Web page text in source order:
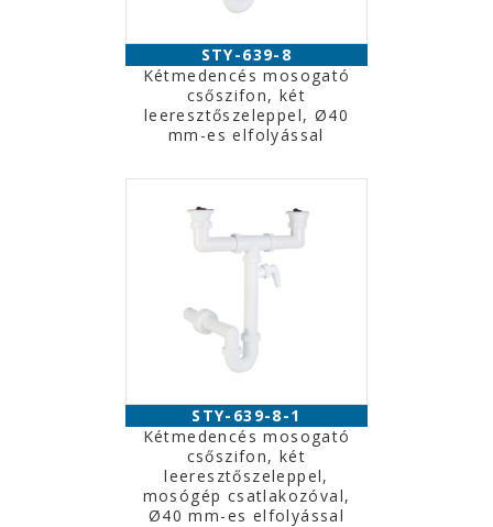
STY-639-8
Kétmedencés mosogató
csőszifon, két
leeresztőszeleppel, Ø40
mm-es elfolyással
STY-639-8-1
Kétmedencés mosogató
csőszifon, két
leeresztőszeleppel,
mosógép csatlakozóval,
Ø40 mm-es elfolyással